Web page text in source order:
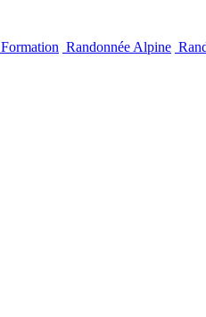
Formation Randonnée Alpine